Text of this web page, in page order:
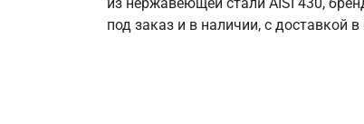
под заказ и в наличии, с доставкой